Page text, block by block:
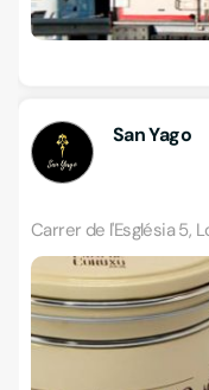
San Yago
Carrer de l'Església 5,